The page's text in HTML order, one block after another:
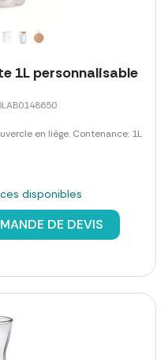
1L personnalisable
en liège. Contenance: 1L
disponibles
DE DEVIS